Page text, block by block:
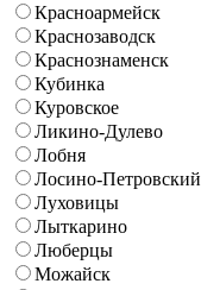
Красноармейск
Краснозаводск
Краснознаменск
Кубинка
Куровское
Ликино-Дулево
Лобня
Лосино-Петровский
Луховицы
Лыткарино
Люберцы
Можайск